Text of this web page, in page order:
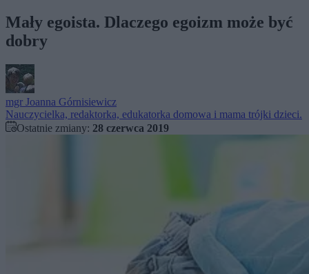
Mały egoista. Dlaczego egoizm może być
dobry
mgr Joanna Górnisiewicz
Nauczycielka, redaktorka, edukatorka domowa i mama trójki dzieci.
Ostatnie zmiany: 28 czerwca 2019